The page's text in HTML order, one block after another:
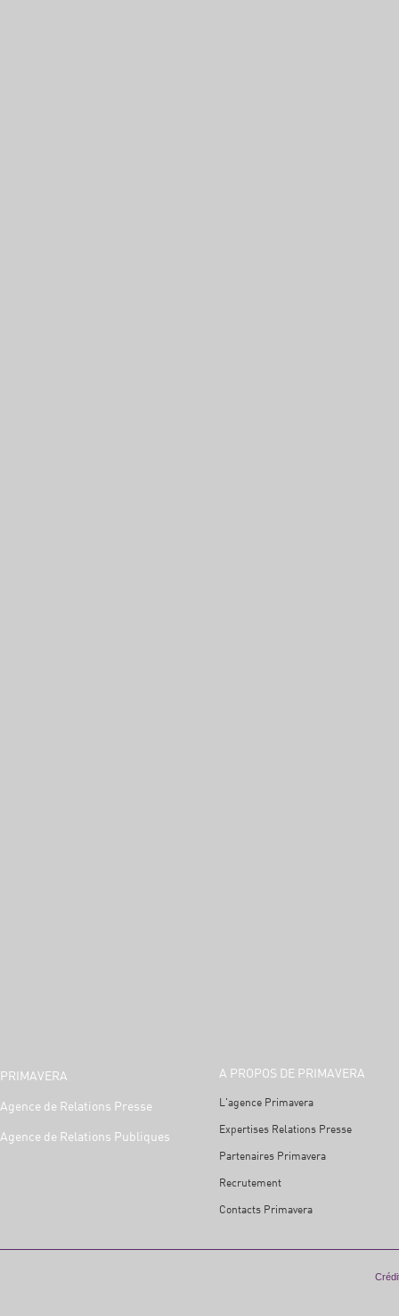
PRIMAVERA
Agence de Relations Presse
Agence de Relations Publiques
A PROPOS DE PRIMAVERA
L'agence Primavera
Expertises Relations Presse
Partenaires Primavera
Recrutement
Contacts Primavera